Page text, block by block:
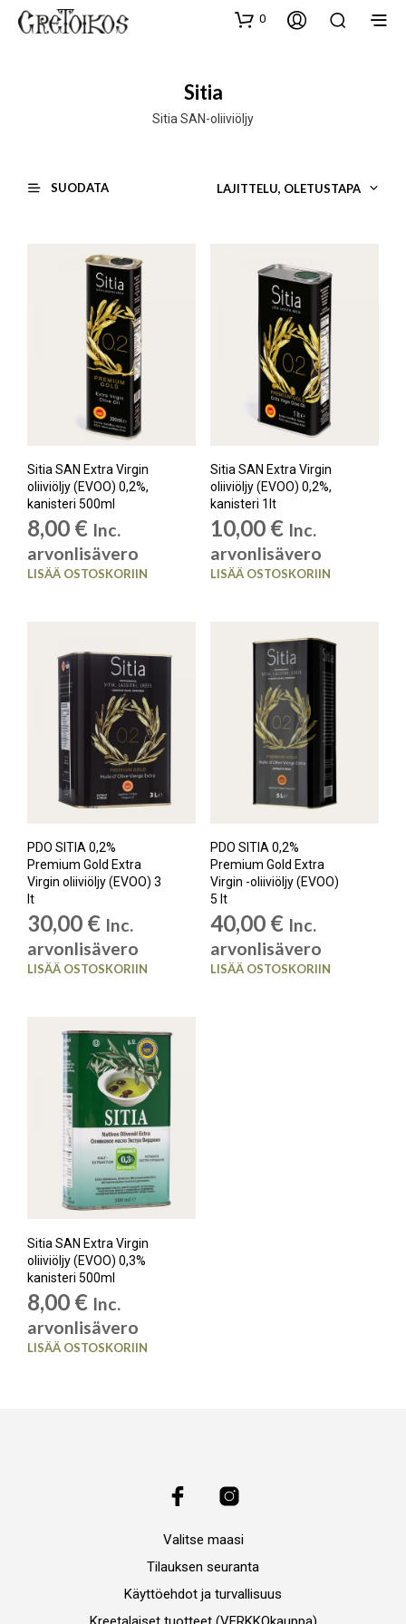
0
Sitia
Sitia SAN-oliiviöljy
SUODATA LAJITTELU, OLETUSTAPA
Sitia SAN Extra Virgin
oliiviöljy (EVOO) 0,2%,
kanisteri 500ml
8,00 € Inc.
arvonlisävero
LISÄÄ OSTOSKORIIN
Sitia SAN Extra Virgin
oliiviöljy (EVOO) 0,2%,
kanisteri 1lt
10,00 € Inc.
arvonlisävero
LISÄÄ OSTOSKORIIN
PDO SITIA 0,2%
Premium Gold Extra
Virgin oliiviöljy (EVOO) 3
lt
30,00 € Inc.
arvonlisävero
LISÄÄ OSTOSKORIIN
PDO SITIA 0,2%
Premium Gold Extra
Virgin -oliiviöljy (EVOO)
5 lt
40,00 € Inc.
arvonlisävero
LISÄÄ OSTOSKORIIN
Sitia SAN Extra Virgin
oliiviöljy (EVOO) 0,3%
kanisteri 500ml
8,00 € Inc.
arvonlisävero
LISÄÄ OSTOSKORIIN
Valitse maasi
Tilauksen seuranta
Käyttöehdot ja turvallisuus